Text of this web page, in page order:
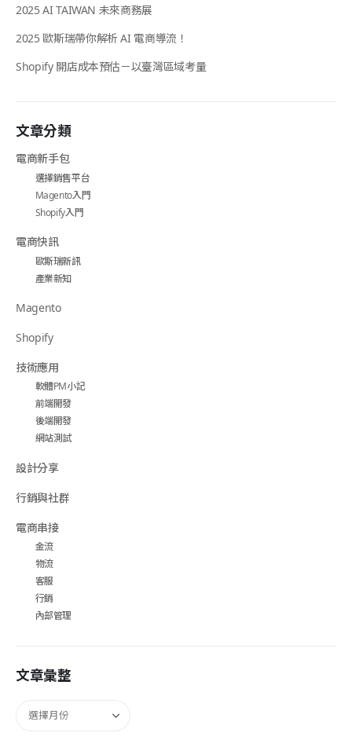
2025 AI TAIWAN 未來商務展
2025 歐斯瑞帶你解析 AI 電商導流！
Shopify 開店成本預估－以臺灣區域考量
文章分類
電商新手包
選擇銷售平台
Magento入門
Shopify入門
電商快訊
歐斯瑞新訊
產業新知
Magento
Shopify
技術應用
軟體PM小記
前端開發
後端開發
網站測試
設計分享
行銷與社群
電商串接
金流
物流
客服
行銷
內部管理
文章彙整